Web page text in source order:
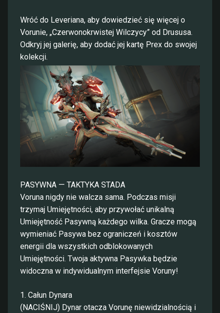
Wróć do Leveriana, aby dowiedzieć się więcej o
Vorunie, „Czerwonokrwistej Wilczycy” od Drususa.
Odkryj jej galerię, aby dodać jej kartę Prex do swojej
kolekcji.
PASYWNA — TAKTYKA STADA
Voruna nigdy nie walcza sama. Podczas misji
trzymaj Umiejętności, aby przywołać unikalną
Umiejętność Pasywną każdego wilka. Gracze mogą
wymieniać Pasywa bez ograniczeń i kosztów
energii dla wszystkich odblokowanych
Umiejętności. Twoja aktywna Pasywka będzie
widoczna w indywidualnym interfejsie Voruny!
1. Całun Dynara
(NACIŚNIJ) Dynar otacza Vorunę niewidzialnością i